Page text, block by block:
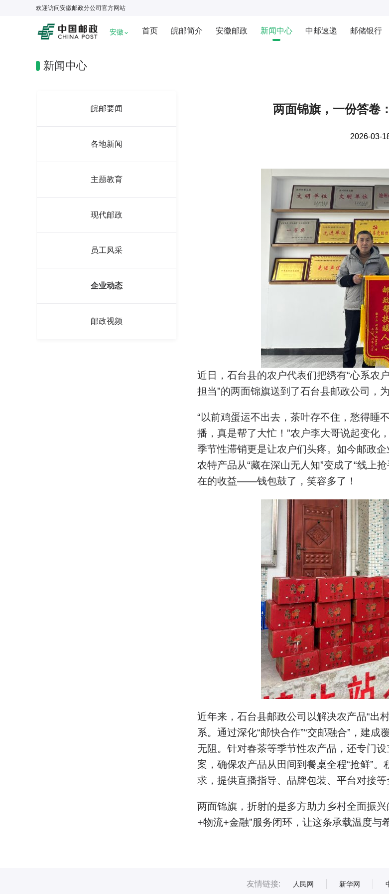
欢迎访问安徽邮政分公司 官方网站
安徽 首页 皖邮简介 安徽邮政 新闻中心 中邮速递 邮储银行
新闻中心
皖邮要闻
各地新闻
主题教育
现代邮政
员工风采
企业动态
邮政视频
两面锦旗，一份答卷
2026-03-
近日，石台县的农户代表们把绣有“心系农
担当”的两面锦旗送到了石台县邮政公司，
“以前鸡蛋运不出去，茶叶存不住，愁得睡
播，真是帮了大忙！”农户李大哥说起变化
季节性滞销更是让农户们头疼。如今邮政
农特产品从“藏在深山无人知”变成了“线上
在的收益——钱包鼓了，笑容多了！
近年来，石台县邮政公司以解决农产品“出
系。通过深化“邮快合作”“交邮融合”，建
无阻。针对春茶等季节性农产品，还专门
案，确保农产品从田间到餐桌全程“抢鲜”
求，提供直播指导、品牌包装、平台对接
两面锦旗，折射的是多方助力乡村全面振
+物流+金融”服务闭环，让这条承载温度与
友情链接: 人民网 新华网